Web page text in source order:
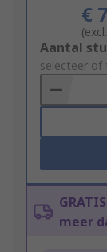
€
Add
to
Basket
Aantal
selecteer of
meer